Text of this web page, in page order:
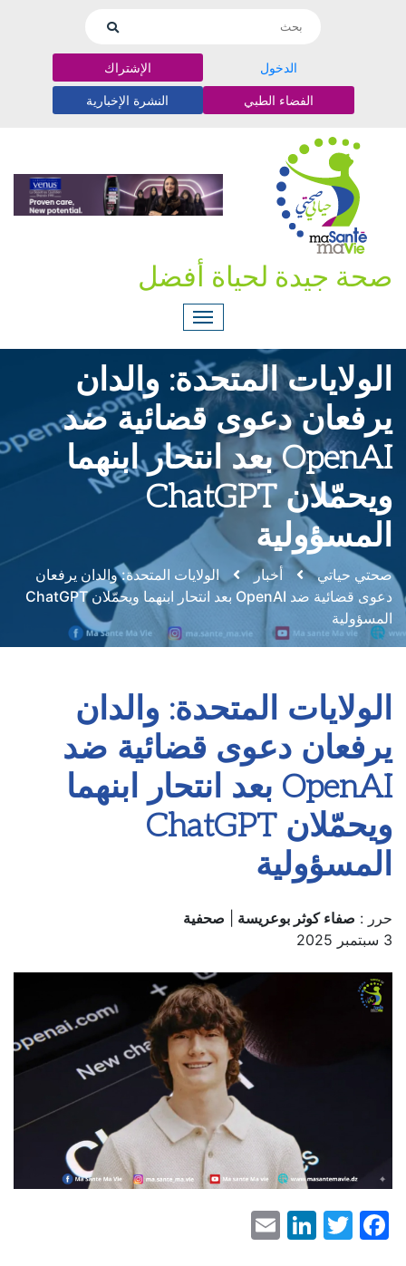
الدخول الإشتراك
الفضاء الطبي النشرة الإخبارية
صحة جيدة لحياة أفضل
الولايات المتحدة: والدان
يرفعان دعوى قضائية ضد
OpenAI بعد انتحار ابنهما
ويحمّلان ChatGPT
المسؤولية
صحتي حياتي أخبار
الولايات المتحدة: والدان يرفعان
دعوى قضائية ضد OpenAI بعد انتحار ابنهما ويحمّلان ChatGPT
المسؤولية
الولايات المتحدة: والدان
يرفعان دعوى قضائية ضد
OpenAI بعد انتحار ابنهما
ويحمّلان ChatGPT
المسؤولية
حرر : صفاء كوثر بوعريسة
صحفية
3 سبتمبر 2025
Facebook
Twitter
LinkedIn